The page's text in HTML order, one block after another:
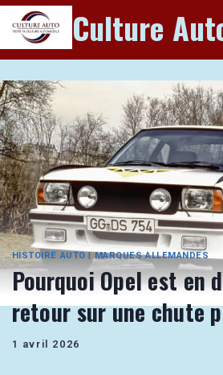
Aller
au
contenu
Culture
HISTOIRE AUTO|MARQUES ALLEMANDES
Pourquoi Opel est en
retour sur une chute
1 avril 2026